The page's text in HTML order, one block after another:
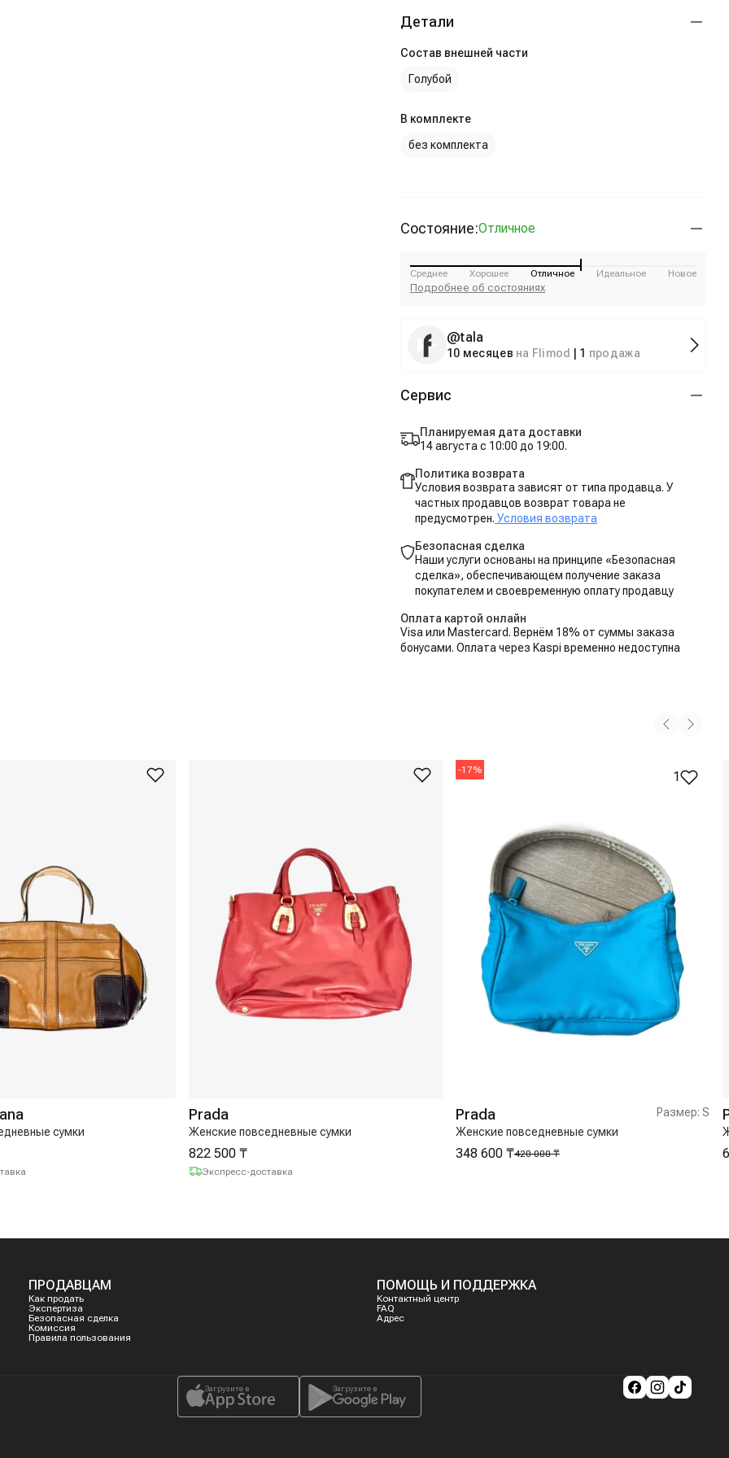
Детали
Состав внешней части
Голубой
В комплекте
без комплекта
Состояние:Отличное
Среднее Хорошее Отличное Идеальное Новое
Подробнее об состояниях
@tala
10 месяцев на Flimod 1 продажа
Сервис
Планируемая дата доставки
14 августа с 10:00 до 19:00.
Политика возврата
Условия возврата зависят от типа продавца. У
частных продавцов возврат товара не
предусмотрен. Условия возврата
Безопасная сделка
Наши услуги основаны на принципе «Безопасная
сделка», обеспечивающем получение заказа
покупателем и своевременную оплату продавцу
Оплата картой онлайн
Visa или Mastercard. Вернём 18% от суммы заказа
бонусами. Оплата через Kaspi временно недоступна
сумки
Prada
Женские повседневные сумки
822 500 ₸
Экспресс-доставка
-17% 1
Prada
Женские повседневные сумки
Размер: S
420 000 ₸
348 600 ₸
ПРОДАВЦАМ
Как продать
Экспертиза
Безопасная сделка
Комиссия
Правила пользования
ПОМОЩЬ И ПОДДЕРЖКА
Контактный центр
FAQ
Адрес
Загрузите в Загрузите в